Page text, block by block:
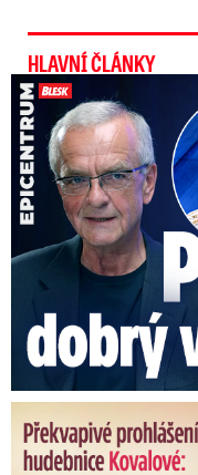
HLAVNÍ ČLÁNKY
Kalousek o
Překvapivé prohlášení